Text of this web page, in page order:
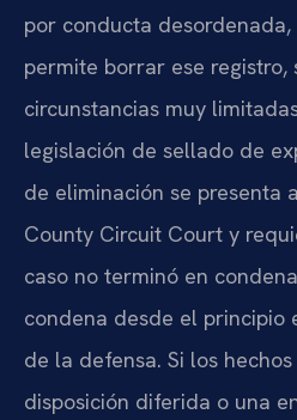
por conducta
permite borrar ese registro,
circunstancias muy
legislación de sellado de
de eliminación se presenta
County Circuit Court y
caso no terminó en
condena desde el principio
de la defensa. Si los
disposición diferida o una